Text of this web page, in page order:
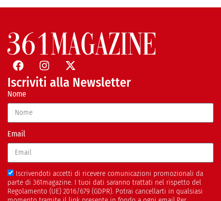
Iscriviti alla Newsletter
Nome
Email
Iscrivendoti accetti di ricevere comunicazioni promozionali da
parte di 361magazine. I tuoi dati saranno trattati nel rispetto del
Regolamento (UE) 2016/679 (GDPR). Potrai cancellarti in qualsiasi